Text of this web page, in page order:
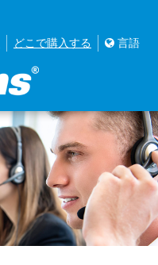
どこで購入する 言語